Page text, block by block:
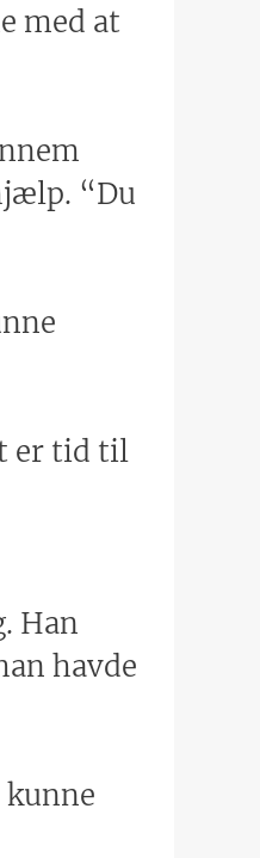
med at
“Du
er tid til
Han
havde
kunne